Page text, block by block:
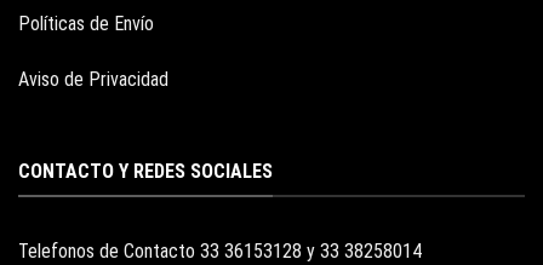
Políticas de Envío
Aviso de Privacidad
CONTACTO Y REDES SOCIALES
Telefonos de Contacto 33 36153128 y 33 38258014